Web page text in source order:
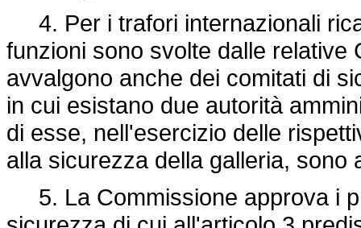
4. Per i trafori internazionali
funzioni sono svolte dalle relative
avvalgono anche dei comitati di
in cui esistano due autorità
di esse, nell'esercizio delle
alla sicurezza della galleria,
5. La Commissione approva i